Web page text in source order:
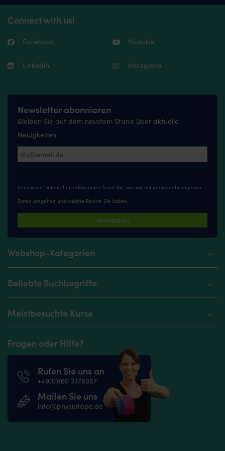
Connect with us!
Facebook Youtube
Linkedin Instagram
Newsletter abonnieren
Bleiben Sie auf dem neustem Stand über aktuelle
Neuigkeiten.
In unseren Datenschutzerklärungen lesen Sie, wie wir mit personenbezogenen
Daten umgehen und welche Rechte Sie haben.
Anmelden
Webshop-Kategorien
Beliebte Suchbegriffe
Meistbesuchte Kurse
Fragen oder Hilfe?
Rufen Sie uns an
+49(0)160 3376057
Mailen Sie uns
info@physiotape.de